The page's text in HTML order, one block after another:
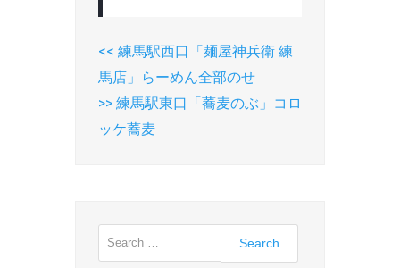
投
稿
ナ
シ
<< P
r
e
v
p
練馬駅西口「麺屋神兵衛 練
馬店」らーめん全部のせ
>> N
e
s
練馬駅東口「蕎麦のぶ」コロ
ッケ蕎麦